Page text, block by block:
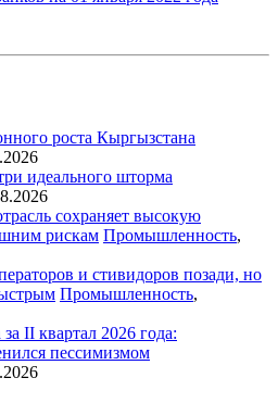
роста Кыргызстана
идеального шторма
сохраняет высокую
рискам Промышленность,
и стивидоров позади, но
Промышленность,
II квартал 2026 года:
пессимизмом